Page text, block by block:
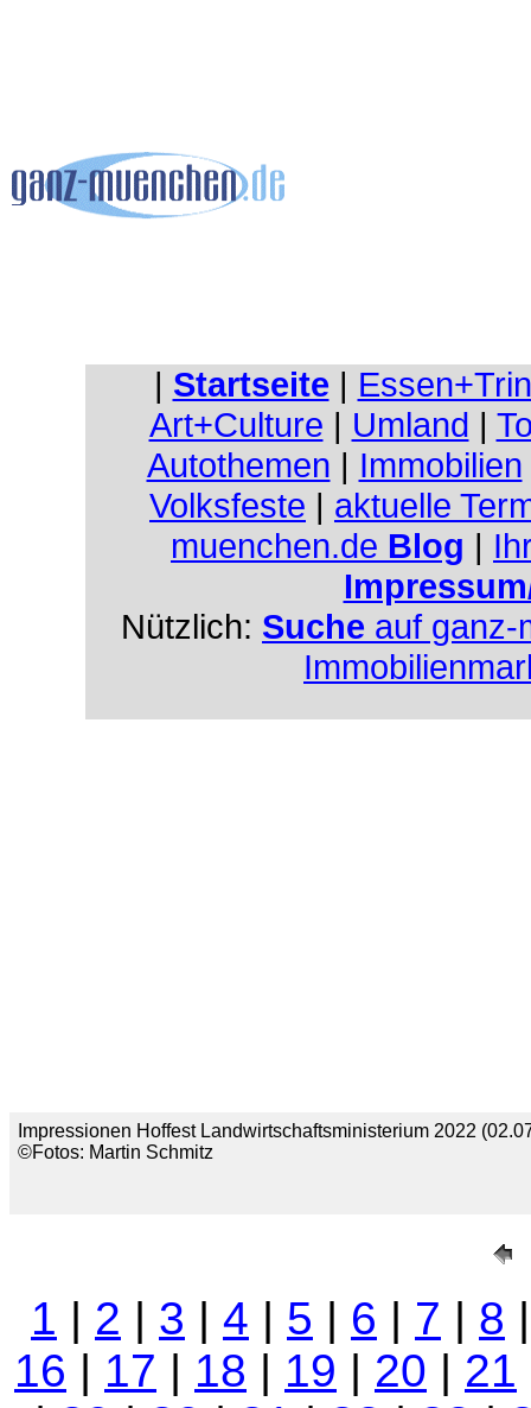
| Startseite |
Art+Culture | Umland |
Autothemen | Immobilien
Volksfeste | aktuelle
muenchen.de Blog |
Nützlich: Suche auf ganz-
Impressionen Hoffest Landwirtschaftsministerium 2022
©Fotos: Martin Schmitz
1 | 2 | 3 | 4 | 5 | 6 | 7 | 8
16 | 17 | 18 | 19 | 20 | 21